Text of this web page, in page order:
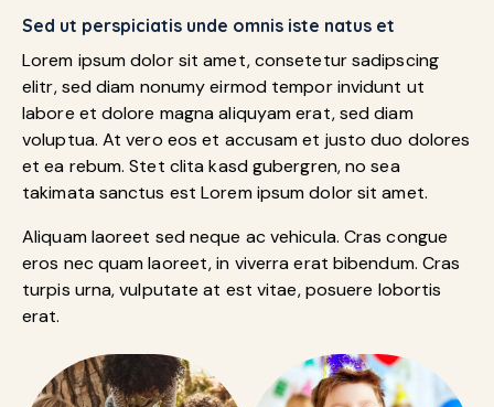
Sed ut perspiciatis unde omnis iste natus et
Lorem ipsum dolor sit amet, consetetur sadipscing
elitr, sed diam nonumy eirmod tempor invidunt ut
labore et dolore magna aliquyam erat, sed diam
voluptua. At vero eos et accusam et justo duo dolores
et ea rebum. Stet clita kasd gubergren, no sea
takimata sanctus est Lorem ipsum dolor sit amet.
Aliquam laoreet sed neque ac vehicula. Cras congue
eros nec quam laoreet, in viverra erat bibendum. Cras
turpis urna, vulputate at est vitae, posuere lobortis
erat.